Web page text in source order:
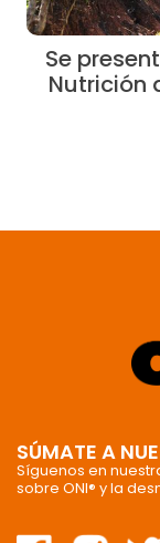
Se
Nutrición
SÚMATE A
Síguenos en
sobre ONI® y la